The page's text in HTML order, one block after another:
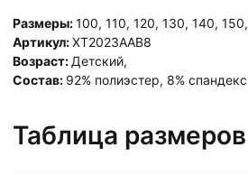
Размеры:100, 110, 120, 130, 140, 150,
Артикул:XT2023AAB8
Возраст: Детский,
Состав: 92% полиэстер, 8% спандекс
Таблица